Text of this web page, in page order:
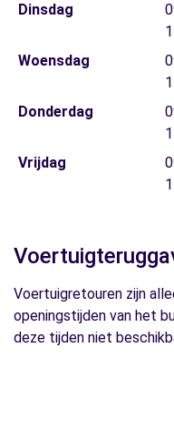
Dinsdag
Woensdag
Donderdag
Vrijdag
Voertuigretouren zijn
openingstijden van het
deze tijden niet